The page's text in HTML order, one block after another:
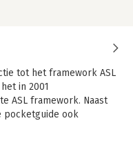
tot het framework ASL
in 2001
ASL framework. Naast
pocketguide ook